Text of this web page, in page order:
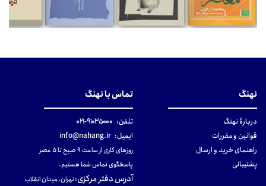
نهنگ
دربارهٔ نهنگ
قوانین و مقررات
راهنمای خرید و ارسال
پشتیبانی
تماس با نهنگ
تلفن: ۹۱۰۳۵۰۰۰-۰۲۱
ایمیل: info@nahang.ir
روزهای کاری از ساعت ۹ صبح تا ۵ عصر
پاسخگوی تماس شما هستیم.
آدرس دفتر مرکزی:تهران، میدان انقلاب